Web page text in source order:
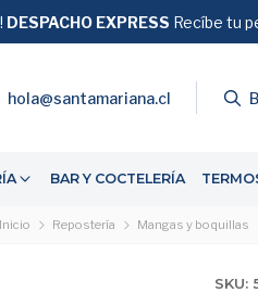
hola@santamariana.cl
BAR Y COCTELERÍA
GRATIS
DESPACHO EXPRESS Recíbe tu
Inicio Repostería Mangas y boquillas
SKU: